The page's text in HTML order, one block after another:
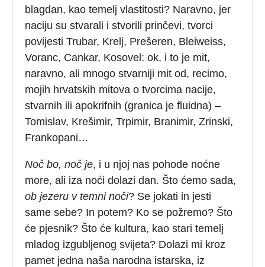
blagdan, kao temelj vlastitosti? Naravno, jer
naciju su stvarali i stvorili prinčevi, tvorci
povijesti Trubar, Krelj, Prešeren, Bleiweiss,
Voranc, Cankar, Kosovel: ok, i to je mit,
naravno, ali mnogo stvarniji mit od, recimo,
mojih hrvatskih mitova o tvorcima nacije,
stvarnih ili apokrifnih (granica je fluidna) –
Tomislav, Krešimir, Trpimir, Branimir, Zrinski,
Frankopani…
Noč bo, noč je, i u njoj nas pohode noćne
more, ali iza noći dolazi dan. Što ćemo sada,
ob jezeru v temni noči? Se jokati in jesti
same sebe? In potem? Ko se požremo? Što
će pjesnik? Što će kultura, kao stari temelj
mladog izgubljenog svijeta? Dolazi mi kroz
pamet jedna naša narodna istarska, iz